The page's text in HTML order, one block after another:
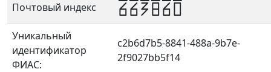
Почтовый индекс 663860
Уникальный
идентификатор
ФИАС:
c2b6d7b5-8841-488a-9b7e-
2f9027bb5f14